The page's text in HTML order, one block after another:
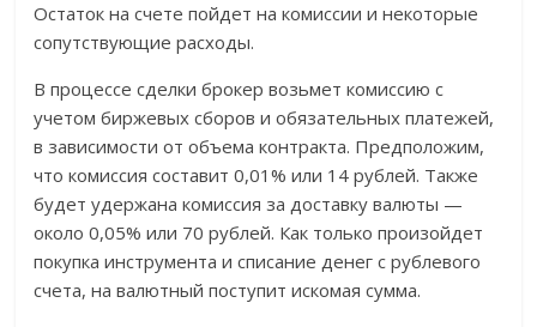
Остаток на счете пойдет на комиссии и некоторые
сопутствующие расходы.
В процессе сделки брокер возьмет комиссию с
учетом биржевых сборов и обязательных платежей,
в зависимости от объема контракта. Предположим,
что комиссия составит 0,01% или 14 рублей. Также
будет удержана комиссия за доставку валюты —
около 0,05% или 70 рублей. Как только произойдет
покупка инструмента и списание денег с рублевого
счета, на валютный поступит искомая сумма.